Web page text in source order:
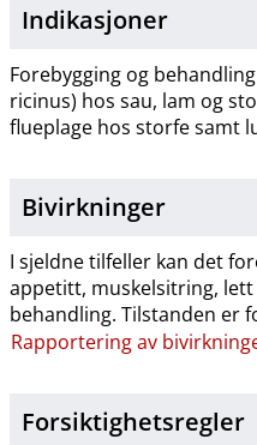
Indikasjoner
Forebygging og
ricinus) hos sau, lam og
flueplage hos storfe samt
Bivirkninger
I sjeldne tilfeller kan det
appetitt, muskelsitring,
behandling. Tilstanden er
Rapportering av
Forsiktighetsregler